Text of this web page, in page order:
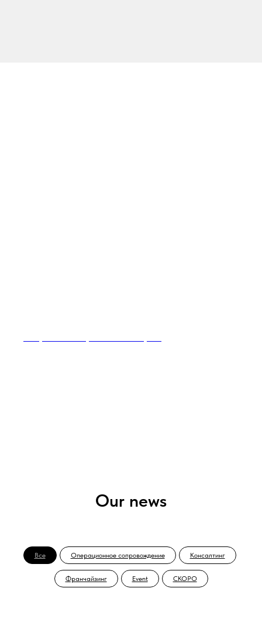
Our news
Все Операционное сопровождение Консалтинг
Франчайзинг Event СКОРО